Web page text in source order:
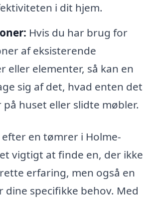
i dit hjem.
Hvis du har brug for
af eksisterende
eller elementer, så kan en
sig af det, hvad enten det
på huset eller slidte møbler.
en tømrer i Holme-
vigtigt at finde en, der ikke
erfaring, men også en
dine specifikke behov. Med